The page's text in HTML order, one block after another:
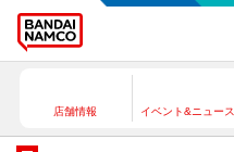
店舗情報 イベント&ニュース